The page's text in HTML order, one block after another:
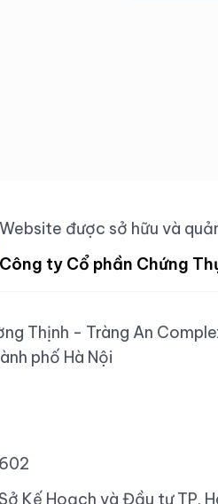
Website được sở hữu và
Công ty Cổ phần Chứng
Thịnh - Tràng An
phố Hà Nội
Kế Hoạch và Đầu tư TP.